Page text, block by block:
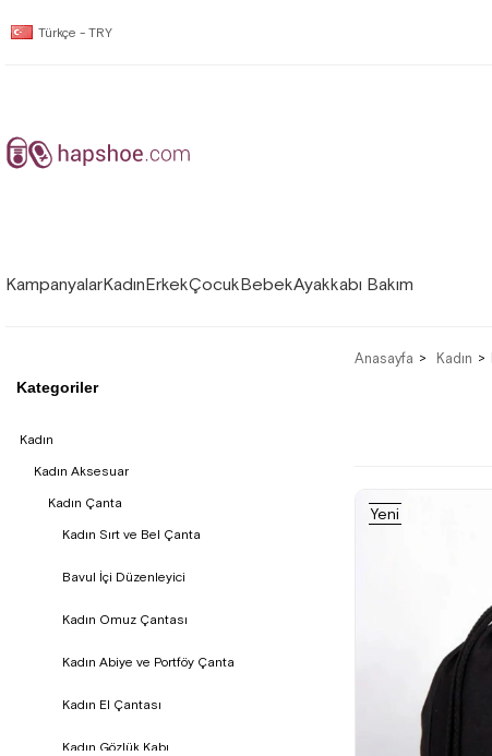
Türkçe - TRY
KampanyalarKadınErkekÇocukBebekAyakkabı Bakım
Kategoriler
Kadın
Kadın Aksesuar
Kadın Çanta
Kadın Sırt ve Bel Çanta
Bavul İçi Düzenleyici
Kadın Omuz Çantası
Kadın Abiye ve Portföy Çanta
Kadın El Çantası
Kadın Gözlük Kabı
Anasayfa Kadın
Yeni